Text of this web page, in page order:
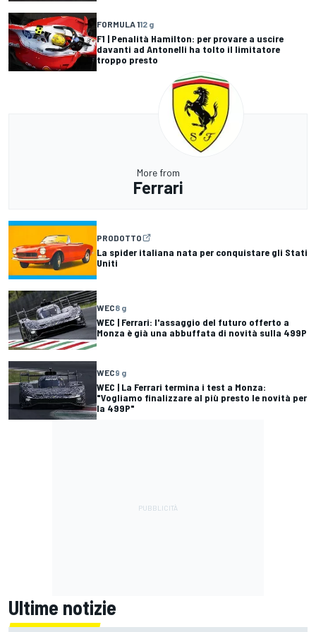
FORMULA 112 g
F1 | Penalità Hamilton: per provare a uscire
davanti ad Antonelli ha tolto il limitatore
troppo presto
More from
Ferrari
PRODOTTO
La spider italiana nata per conquistare gli Stati
Uniti
WEC8 g
WEC | Ferrari: l'assaggio del futuro offerto a
Monza è già una abbuffata di novità sulla 499P
WEC9 g
WEC | La Ferrari termina i test a Monza:
"Vogliamo finalizzare al più presto le novità per
la 499P"
Ultime notizie